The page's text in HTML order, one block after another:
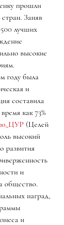
прошли
стран. Заняв
лучших
высокие
году была
и
составила
как 73%
(Целей
высокий
развития
и
общество.
наград,
и